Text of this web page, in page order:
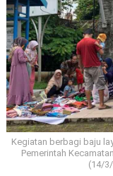
Kegiatan berbagi baju
Pemerintah
(14/